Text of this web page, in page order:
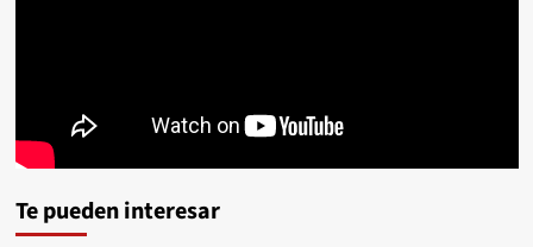
Te pueden interesar